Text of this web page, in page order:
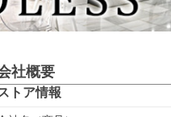
社概要
トア情報